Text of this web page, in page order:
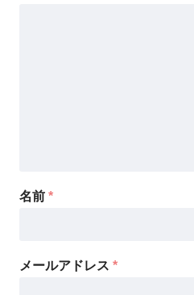
名前 *
メールアドレス *